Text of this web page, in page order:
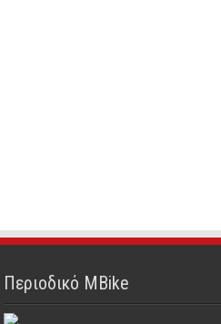
Περιοδικό MBike